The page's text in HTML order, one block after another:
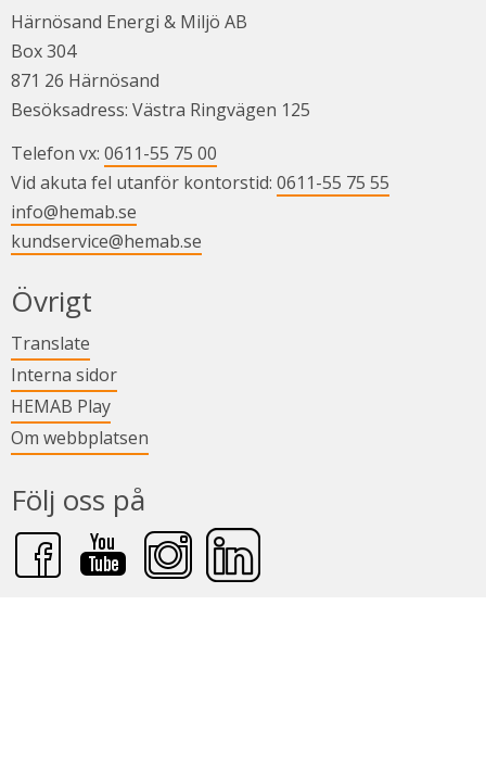
Härnösand Energi & Miljö AB
Box 304
871 26 Härnösand
Besöksadress: Västra Ringvägen 125
Telefon vx: 0611-55 75 00
Vid akuta fel utanför kontorstid: 0611-55 75 55
info@hemab.se
kundservice@hemab.se
Övrigt
Translate
Interna sidorLänk till annan webbplats.
HEMAB PlayLänk till annan webbplats.
Om webbplatsen
Följ oss på